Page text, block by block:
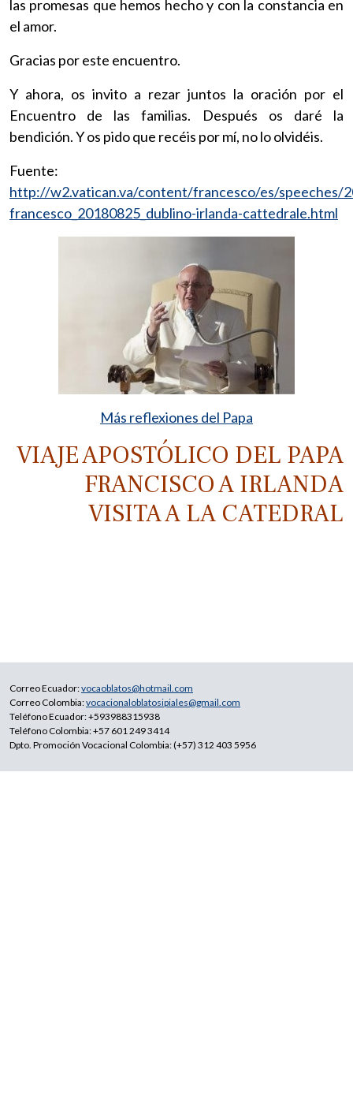
las promesas que hemos hecho y con la constancia en
el amor.
Gracias por este encuentro.
Y ahora, os invito a rezar juntos la oración por el
Encuentro de las familias. Después os daré la
bendición. Y os pido que recéis por mí, no lo olvidéis.
Fuente:
http://w2.vatican.va/content/francesco/es/speeches/
francesco_20180825_dublino-irlanda-cattedrale.html
Más reflexiones del Papa
VIAJE APOSTÓLICO DEL PAPA
FRANCISCO A IRLANDA
VISITA A LA CATEDRAL
Correo Ecuador:vocaoblatos@hotmail.com
Correo Colombia:vocacionaloblatosipiales@gmail.com
Teléfono Ecuador: +593988315938
Teléfono Colombia: +57 601 249 3414
Dpto. Promoción Vocacional Colombia: (+57) 312 403 5956